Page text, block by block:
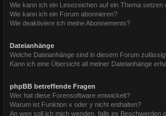
Wie kann ich ein Lesezeichen auf ein Thema setzen
Wie kann ich ein Forum abonnieren?
Wie deaktiviere ich meine Abonnements?
Dateianhänge
Welche Dateianhänge sind in diesem Forum
Kann ich eine Übersicht all meiner Dateianhänge
phpBB betreffende Fragen
Wer hat diese Forensoftware entwickelt?
Warum ist Funktion x oder y nicht enthalten?
An wen soll ich mich wenden, falls es Beschwerden